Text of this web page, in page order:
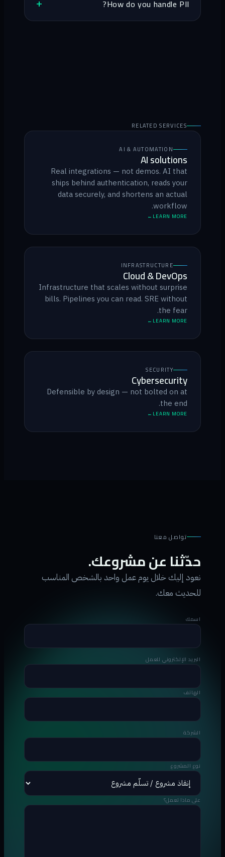
How do you handle PII?
RELATED SERVICES
AI & AUTOMATION
AI solutions
Real integrations — not demos. AI that
ships behind authentication, reads your
data securely, and shortens an actual
workflow.
LEARN MORE
INFRASTRUCTURE
Cloud & DevOps
Infrastructure that scales without surprise
bills. Pipelines you can read. SRE without
the fear.
LEARN MORE
SECURITY
Cybersecurity
Defensible by design — not bolted on at
the end.
LEARN MORE
تواصل معنا
حدّثنا عن مشروعك.
نعود إليك خلال يوم عمل واحد بالشخص المناسب
للحديث معك.
اسمك
البريد الإلكتروني للعمل
الهاتف
الشركة
نوع المشروع
على ماذا تعمل؟